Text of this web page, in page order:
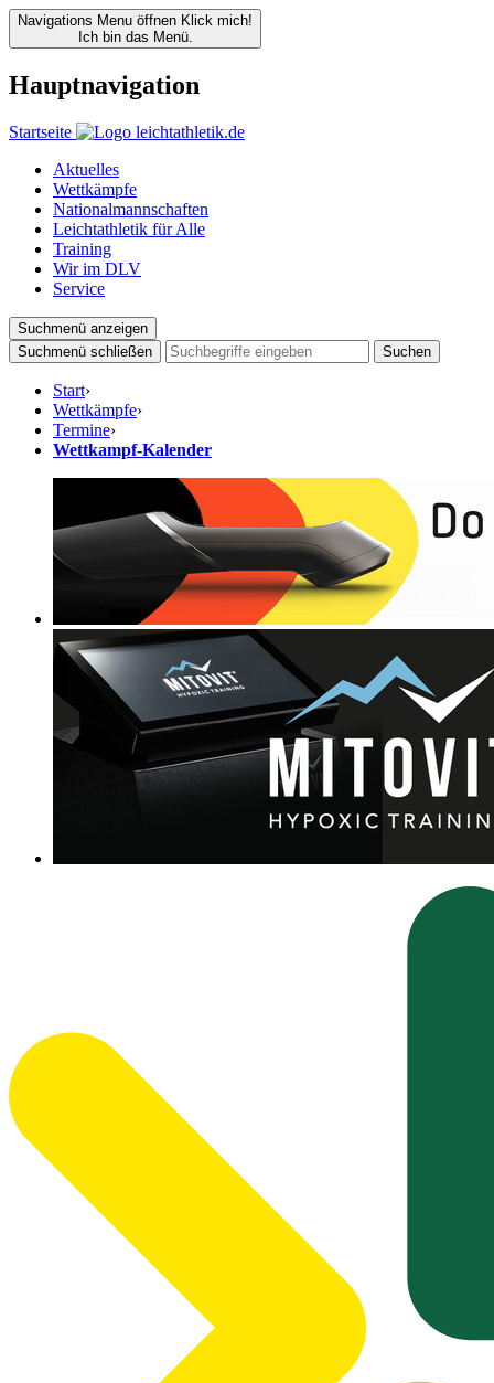
Navigations Menu öffnen Klick mich!
Ich bin das Menü.
Hauptnavigation
Startseite
Aktuelles
Wettkämpfe
Nationalmannschaften
Leichtathletik für Alle
Training
Wir im DLV
Service
Suchmenü anzeigen
Suchmenü schließen
Suchen
Start›
Wettkämpfe›
Termine›
Wettkampf-Kalender